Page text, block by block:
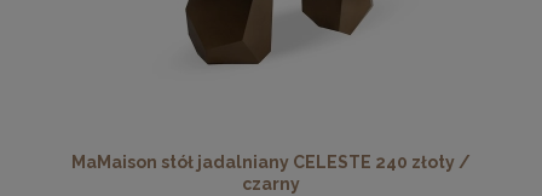
MaMaison stół jadalniany CELESTE 240 złoty /
czarny